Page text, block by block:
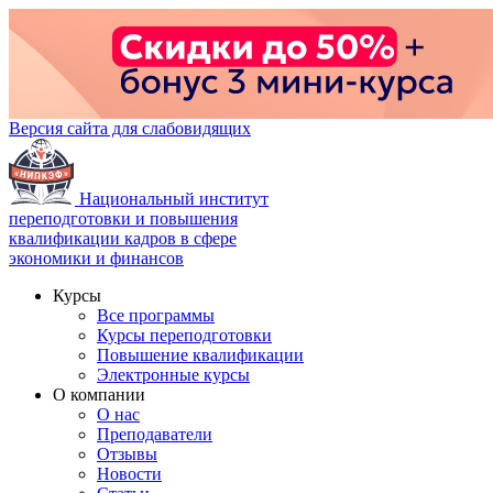
Версия сайта для слабовидящих
Национальный институт
переподготовки и повышения
квалификации кадров в сфере
экономики и финансов
Курсы
Все программы
Курсы переподготовки
Повышение квалификации
Электронные курсы
О компании
О нас
Преподаватели
Отзывы
Новости